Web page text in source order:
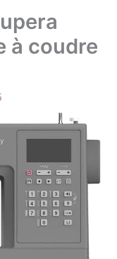
à coudre